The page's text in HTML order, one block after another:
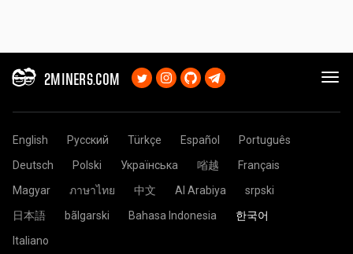
2MINERS.COM
English Русский Türkçe Español
Português
Deutsch
Polski Українська 㗂越
Français
Magyar
ภาษาไทย 中文 Al Arabiya
srpski
日本語
bãlgarski Bahasa Indonesia
한국어
Italiano